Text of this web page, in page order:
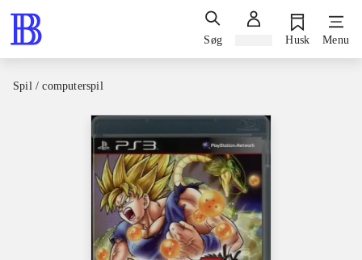
Søg Husk Menu
Spil / computerspil